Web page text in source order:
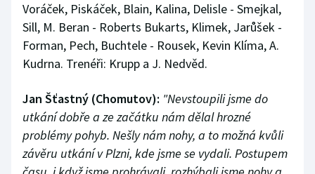
Voráček, Piskáček, Blain, Kalina, Delisle - Smejkal,
Sill, M. Beran - Roberts Bukarts, Klimek, Jarůšek -
Forman, Pech, Buchtele - Rousek, Kevin Klíma, A.
Kudrna. Trenéři: Krupp a J. Nedvěd.
Jan Šťastný (Chomutov): "Nevstoupili jsme do
utkání dobře a ze začátku nám dělal hrozné
problémy pohyb. Nešly nám nohy, a to možná kvůli
závěru utkání v Plzni, kde jsme se vydali. Postupem